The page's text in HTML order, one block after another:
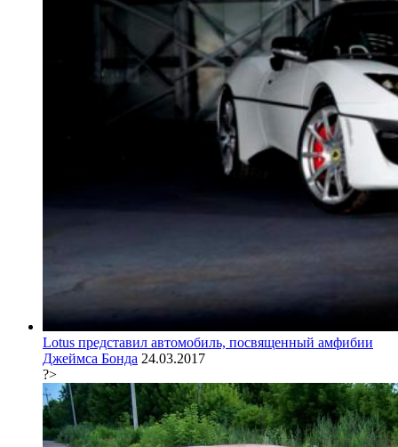
Lotus представил автомобиль, посвященный амфибии
Джеймса Бонда 24.03.2017
?>